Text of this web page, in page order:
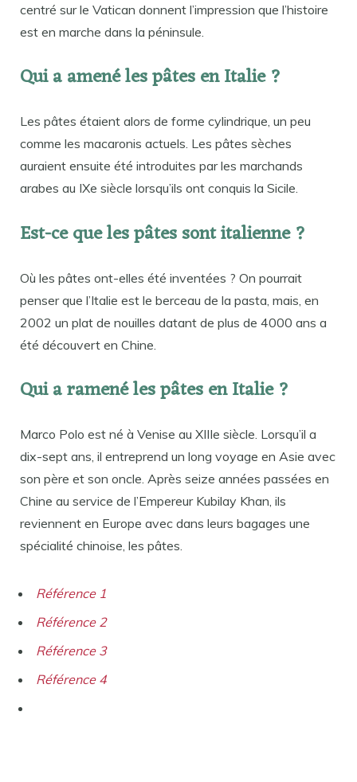
centré sur le Vatican donnent l’impression que l’histoire
est en marche dans la péninsule.
Qui a amené les pâtes en Italie ?
Les pâtes étaient alors de forme cylindrique, un peu
comme les macaronis actuels. Les pâtes sèches
auraient ensuite été introduites par les marchands
arabes au IXe siècle lorsqu’ils ont conquis la Sicile.
Est-ce que les pâtes sont italienne ?
Où les pâtes ont-elles été inventées ? On pourrait
penser que l’Italie est le berceau de la pasta, mais, en
2002 un plat de nouilles datant de plus de 4000 ans a
été découvert en Chine.
Qui a ramené les pâtes en Italie ?
Marco Polo est né à Venise au XIIIe siècle. Lorsqu’il a
dix-sept ans, il entreprend un long voyage en Asie avec
son père et son oncle. Après seize années passées en
Chine au service de l’Empereur Kubilay Khan, ils
reviennent en Europe avec dans leurs bagages une
spécialité chinoise, les pâtes.
Référence 1
Référence 2
Référence 3
Référence 4